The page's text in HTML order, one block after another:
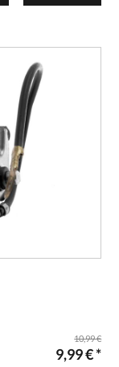
10,99 €
9,99 € *